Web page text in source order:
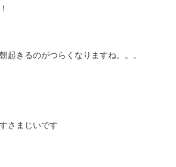
起きるのがつらくなりますね。。。
さまじいです